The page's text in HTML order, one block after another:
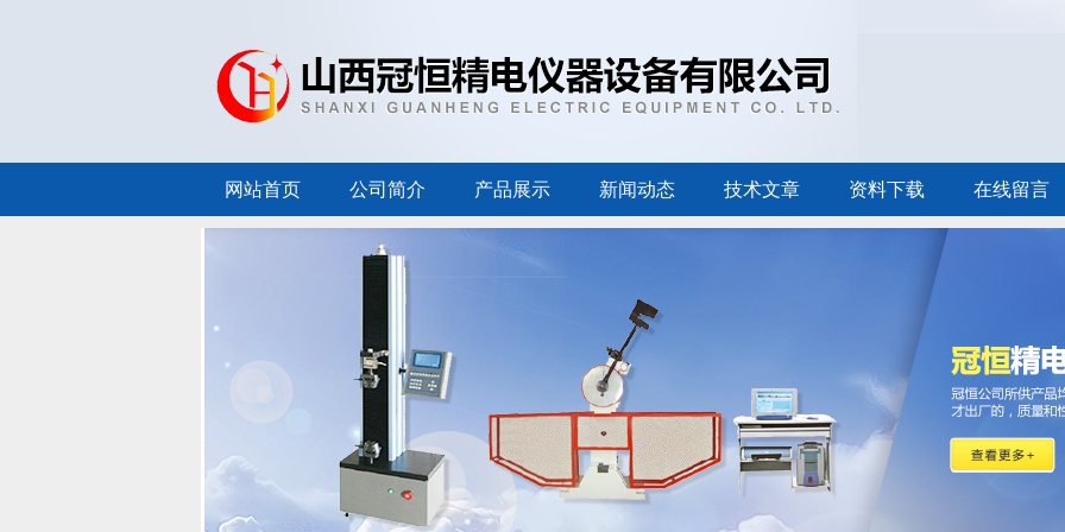
网站首页 公司简介 产品展示 新闻动态 技术文章 资料下载 在线留言